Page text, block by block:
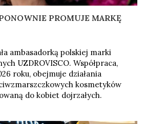
PROMUJE MARKĘ
ambasadorką polskiej marki
UZDROVISCO. Współpraca,
roku, obejmuje działania
kosmetyków
do kobiet dojrzałych.